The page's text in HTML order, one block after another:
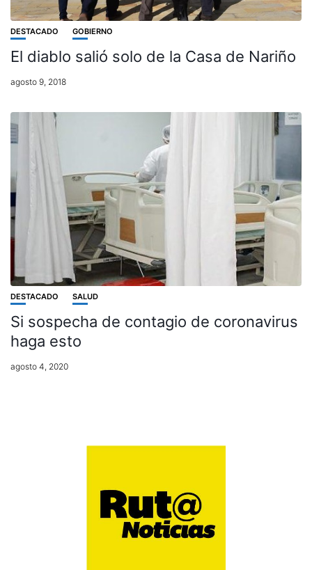
DESTACADO GOBIERNO
El diablo salió solo de la Casa de Nariño
agosto 9, 2018
DESTACADO SALUD
Si sospecha de contagio de coronavirus
haga esto
agosto 4, 2020